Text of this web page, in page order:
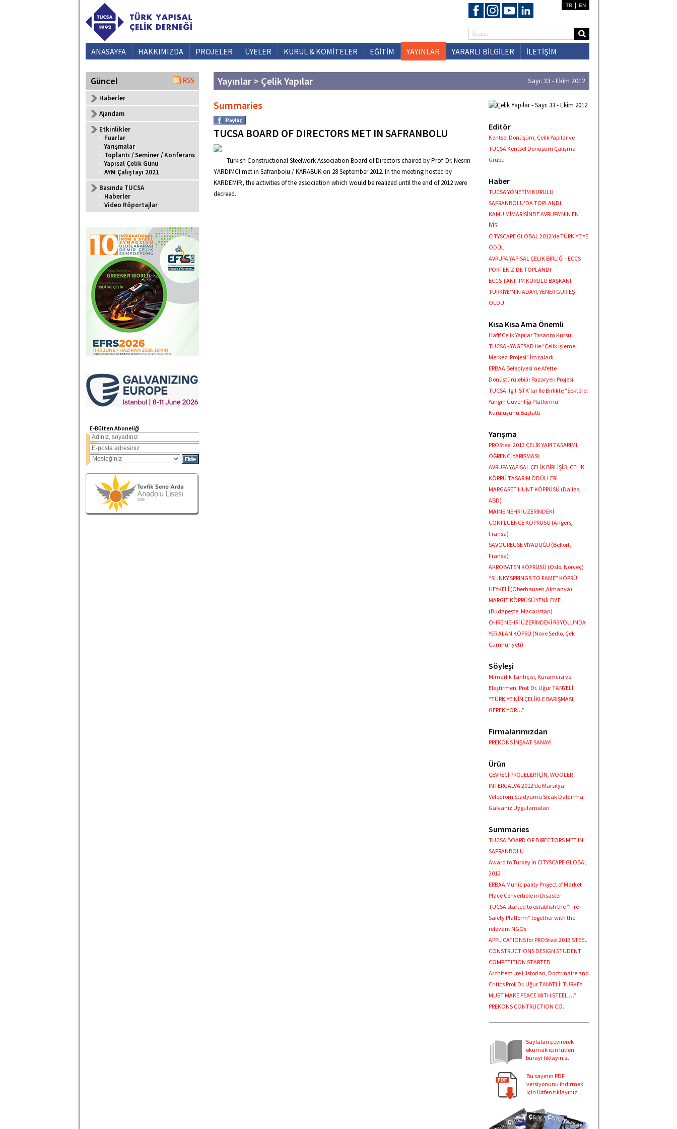
TR EN
ANASAYFA HAKKIMIZDA PROJELER ÜYELER KURUL & KOMİTELER EĞİTİM YAYINLAR YARARLI BİLGİLER İLETİŞİM
Güncel
Haberler
Ajandam
Etkinlikler
• Fuarlar
• Yarışmalar
• Toplantı / Seminer / Konferans
• Yapısal Çelik Günü
• AYM Çalıştayı 2021
Basında TUCSA
• Haberler
• Video Röportajlar
E-Bülten Aboneliği
Yayınlar > Çelik Yapılar Sayı: 33 - Ekim 2012
Summaries
TUCSA BOARD OF DIRECTORS MET IN SAFRANBOLU
Turkish Constructional Steelwork Association Board of Directors chaired by Prof. Dr. Nesrin
YARDIMCI met in Safranbolu / KARABUK on 28 September 2012. In the meeting hosted by
KARDEMIR, the activities of the association which would be realized until the end of 2012 were
decreed.
Editör
Kentsel Dönüşüm, Çelik Yapılar ve
TUCSA Kentsel Dönüşüm Çalışma
Grubu
Haber
TUCSA YÖNETİM KURULU
SAFRANBOLU'DA TOPLANDI
KAMU MİMARİSİNDE AVRUPA’NIN EN
İYİSİ
CITYSCAPE GLOBAL 2012’de TÜRKİYE’YE
ÖDÜL…
AVRUPA YAPISAL ÇELİK BİRLİĞİ - ECCS
PORTEKİZ'DE TOPLANDI
ECCS TANITIM KURULU BAŞKANI
TÜRKİYE’NİN ADAYI, YENER GÜR’EŞ
OLDU
Kısa Kısa Ama Önemli
Hafif Çelik Yapılar Tasarım Kursu,
TUCSA - YAGESAD ile “Çelik İşleme
Merkezi Projesi” İmzaladı
ERBAA Belediyesi’ne Afette
Dönüştürülebilir Pazaryeri Projesi
TUCSA İlgili STK’lar İle Birlikte “Sektörel
Yangın Güvenliği Platformu”
Kuruluşunu Başlattı
Yarışma
PROSteel 2013 ÇELİK YAPI TASARIMI
ÖĞRENCİ YARIŞMASI
AVRUPA YAPISAL ÇELİK BİRLİŞİ 3. ÇELİK
KÖPRÜ TASARIM ÖDÜLLERİ
MARGARET HUNT KÖPRÜSÜ (Dallas,
ABD)
MAINE NEHRİ ÜZERİNDEKİ
CONFLUENCE KÖPRÜSÜ (Angers,
Fransa)
SAVOUREUSE VİYADÜĞÜ (Belfort,
Fransa)
AKROBATEN KÖPRÜSÜ (Oslo, Norveç)
“SLINKY SPRINGS TO FAME” KÖPRÜ
HEYKELİ (Oberhausen,Almanya)
MARGIT KÖPRÜSÜ YENİLEME
(Budapeşte, Macaristan)
OHRE NEHRİ ÜZERİNDEKİ R6 YOLUNDA
YER ALAN KÖPRÜ (Nove Sedlo, Çek
Cumhuriyeti)
Söyleşi
Mimarlık Tarihçisi, Kuramcısı ve
Eleştirmeni Prof. Dr. Uğur TANYELİ:
“TÜRKİYE’NİN ÇELİKLE BARIŞMASI
GEREKİYOR…”
Firmalarımızdan
PREKONS İNŞAAT SANAYİ
Ürün
ÇEVRECİ PROJELER İÇİN, WOOLER
INTERGALVA 2012’de Marsilya
Veledrom Stadyumu Sıcak Daldırma
Galvaniz Uygulamaları
Summaries
TUCSA BOARD OF DIRECTORS MET IN
SAFRANBOLU
Award to Turkey in CITYSCAPE GLOBAL
2012
ERBAA Municipality Project of Market
Place Convertible in Disaster
TUCSA started to establish the “Fire
Safety Platform” together with the
relevant NGOs
APPLICATIONS for PROSteel 2013 STEEL
CONSTRUCTIONS DESIGN STUDENT
COMPETITION STARTED
Architecture Historian, Doctrinaire and
Critics Prof. Dr. Uğur TANYELİ: TURKEY
MUST MAKE PEACE WITH STEEL …”
PREKONS CONTRUCTION CO.
Sayfaları çevirerek
okumak için lütfen
burayı tıklayınız.
Bu sayının PDF
versiyonunu indirmek
için lütfen tıklayınız.